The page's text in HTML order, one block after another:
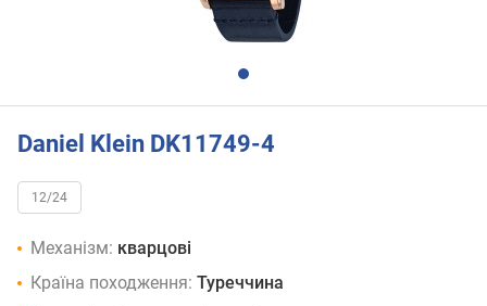
Daniel Klein DK11749-4
12/24
Механізм: кварцові
Країна походження: Туреччина